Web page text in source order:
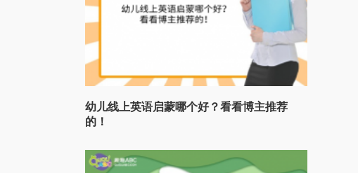
幼儿线上英语启蒙哪个好？看看博主推荐
的！